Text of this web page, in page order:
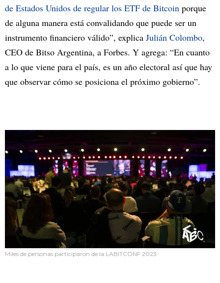
de Estados Unidos de regular los ETF de Bitcoin porque
de alguna manera está convalidando que puede ser un
instrumento financiero válido”, explica Julián Colombo,
CEO de Bitso Argentina, a Forbes. Y agrega: “En cuanto
a lo que viene para el país, es un año electoral así que hay
que observar cómo se posiciona el próximo gobierno”.
Miles de personas participaron de la LABITCONF 2023